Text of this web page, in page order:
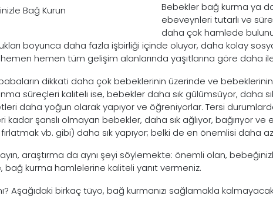
Bağ Kurun
Bebekler bağ kurma ya
ebeveynleri tutarlı ve
daha çok hamlede
boyunca daha fazla işbirliği içinde oluyor, daha kolay
hemen tüm gelişim alanlarında yaşıtlarına göre daha
dikkati daha çok bebeklerinin üzerinde ve
süreçleri kaliteli ise, bebekler daha sık gülümsüyor, daha
daha yoğun olarak yapıyor ve öğreniyorlar. Tersi
kadar şanslı olmayan bebekler, daha sık ağlıyor, bağırıyor
vb. gibi) daha sık yapıyor; belki de en önemlisi daha
araştırma da aynı şeyi söylemekte: önemli olan,
bağ kurma hamlelerine kaliteli yanıt vermeniz.
Aşağıdaki birkaç tüyo, bağ kurmanızı sağlamakla